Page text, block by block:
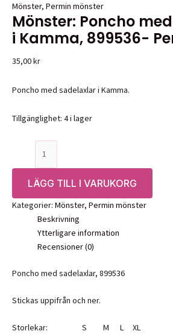
Mönster, Permin mönster
Mönster: Poncho
i Kamma, 899536-
35,00kr
Poncho med sadelaxlar i Kamma.
Tillgänglighet: 4 i lager
sadelaxlar
i
Kamma,
899536-
LÄGG TILL I VARUKORG
Kategorier: Mönster, Permin mönster
Beskrivning
Ytterligare information
Recensioner (0)
Poncho med sadelaxlar, 899536
Stickas uppifrån och ner.
Storlekar: S M L XL